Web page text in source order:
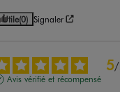
Utile(0) Signaler
5/
Avis vérifié et récompensé